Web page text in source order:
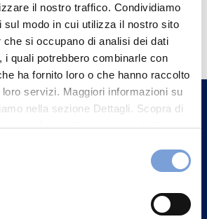
il nostro traffico. Condividiamo
sul modo in cui utilizza il nostro sito
si occupano di analisi dei dati
i quali potrebbero combinarle con
ha fornito loro o che hanno raccolto
servizi. Maggiori informazioni su
nella sezione Dettagli. Scopra di
può contattarci e come trattiamo i
del sito nella sezione "Informativa
di
più vicina a te e parla con